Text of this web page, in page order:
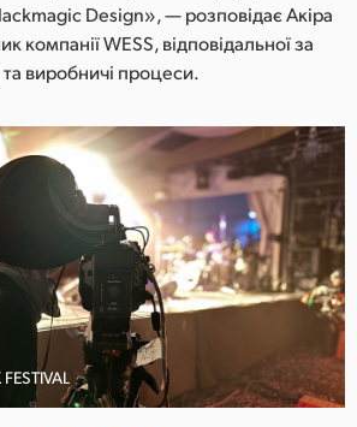
Design», — розповідає Акіра
компанії WESS, відповідальної за
виробничі процеси.